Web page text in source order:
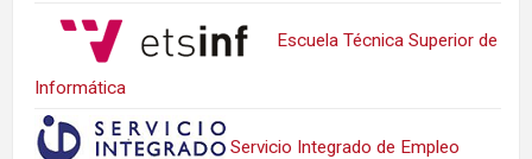
Escuela Técnica Superior de
Informática
Servicio Integrado de Empleo